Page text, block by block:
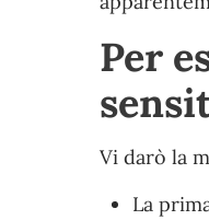
Per
Vi darò la
La